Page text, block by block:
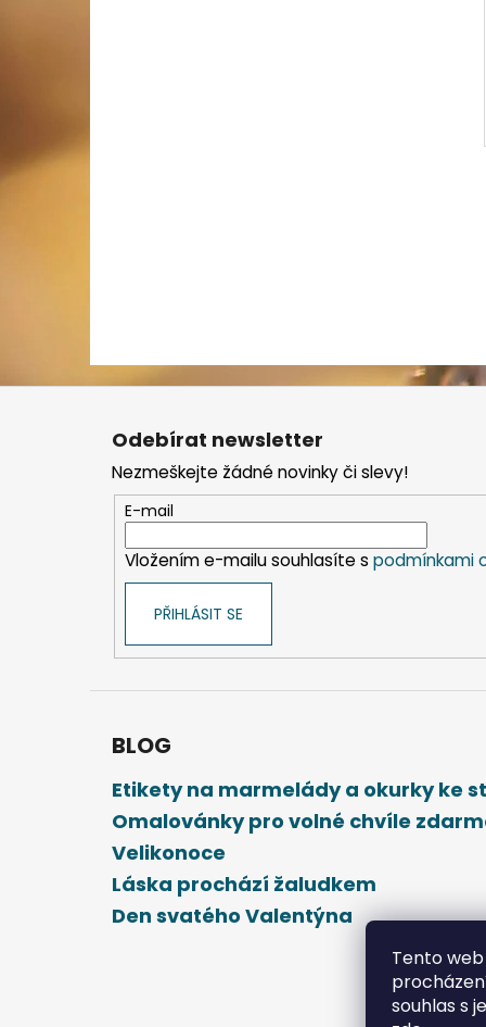
Tento
souhlas s
Odebírat newsletter
Nezmeškejte žádné novinky či slevy!
E-mail
Vložením e-mailu souhlasíte s podmínkami
PŘIHLÁSIT SE
BLOG
Etikety na marmelády a okurky ke
Omalovánky pro volné chvíle
Velikonoce
Láska prochází žaludkem
Den svatého Valentýna